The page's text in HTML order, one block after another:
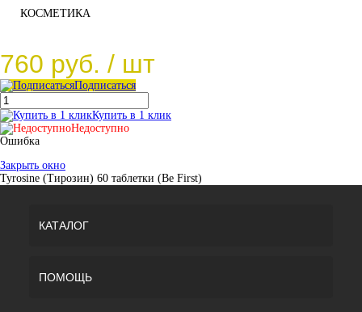
КОСМЕТИКА
760 руб. / шт
Подписаться
Купить в 1 клик
Недоступно
Ошибка
Закрыть окно
Tyrosine (Тирозин) 60 таблетки (Be First)
КАТАЛОГ
ПОМОЩЬ